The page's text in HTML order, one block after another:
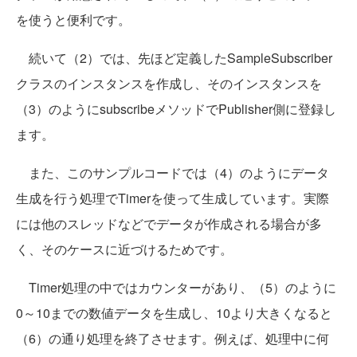
を使うと便利です。
続いて（2）では、先ほど定義したSampleSubscriber
クラスのインスタンスを作成し、そのインスタンスを
（3）のようにsubscribeメソッドでPublisher側に登録し
ます。
また、このサンプルコードでは（4）のようにデータ
生成を行う処理でTimerを使って生成しています。実際
には他のスレッドなどでデータが作成される場合が多
く、そのケースに近づけるためです。
Timer処理の中ではカウンターがあり、（5）のように
0～10までの数値データを生成し、10より大きくなると
（6）の通り処理を終了させます。例えば、処理中に何